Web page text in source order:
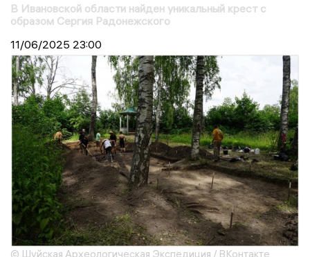
В Ивановской области найден уникальный крест с
образом Сергия Радонежского
11/06/2025 23:00
© Шуйская Археологическая Экспедиция / ВКонтакте